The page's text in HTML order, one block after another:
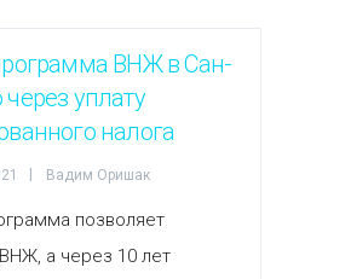
ВНЖ в Сан-
уплату
налога
Вадим Оришак
позволяет
а через 10 лет